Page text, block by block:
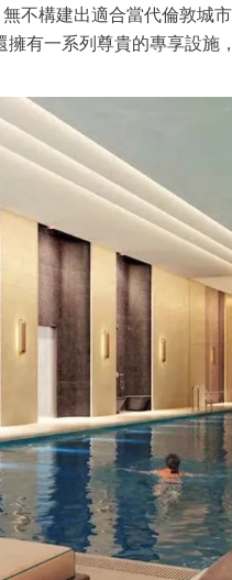
不構建出適合當代倫敦城
有一系列尊貴的專享設施